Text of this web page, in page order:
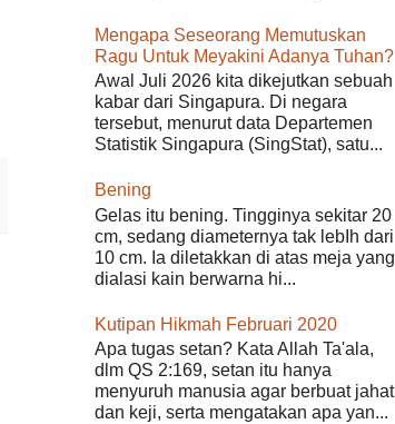
Mengapa Seseorang Memutuskan
Ragu Untuk Meyakini Adanya Tuhan?
Awal Juli 2026 kita dikejutkan sebuah
kabar dari Singapura. Di negara
tersebut, menurut data Departemen
Statistik Singapura (SingStat), satu...
Bening
Gelas itu bening. Tingginya sekitar 20
cm, sedang diameternya tak lebIh dari
10 cm. Ia diletakkan di atas meja yang
dialasi kain berwarna hi...
Kutipan Hikmah Februari 2020
Apa tugas setan? Kata Allah Ta'ala,
dlm QS 2:169, setan itu hanya
menyuruh manusia agar berbuat jahat
dan keji, serta mengatakan apa yan...